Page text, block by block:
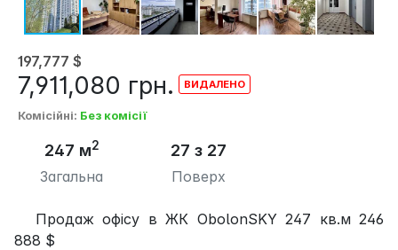
197,777 $
7,911,080 грн.
Комісійні: Без комісії
247 м2
Загальна
27 з 27
Поверх
Продаж офісу в ЖК ObolonSKY 247 кв.м 246
888 $